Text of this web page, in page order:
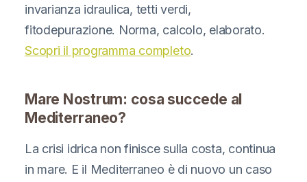
invarianza idraulica, tetti verdi,
fitodepurazione. Norma, calcolo, elaborato.
Scopri il programma completo.
Mare Nostrum: cosa succede al
Mediterraneo?
La crisi idrica non finisce sulla costa, continua
in mare. E il Mediterraneo è di nuovo un caso